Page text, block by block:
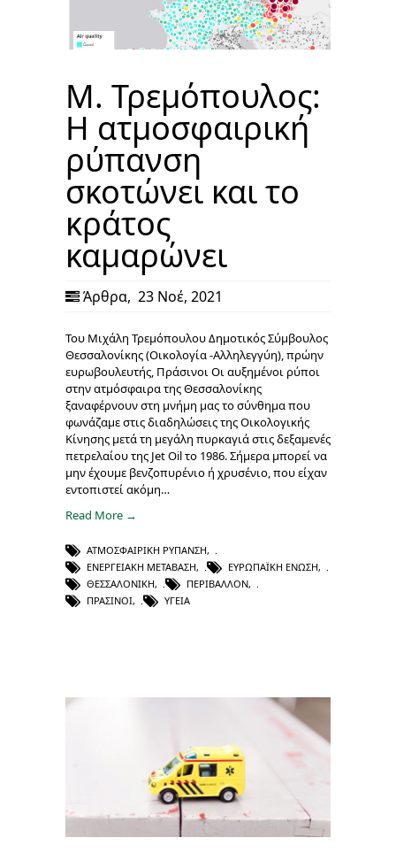
Μ. Τρεμόπουλος:
Η ατμοσφαιρική
ρύπανση
σκοτώνει και το
κράτος
καμαρώνει
Άρθρα, 23 Νοέ, 2021
Του Μιχάλη Τρεμόπουλου Δημοτικός Σύμβουλος
Θεσσαλονίκης (Οικολογία -Αλληλεγγύη), πρώην
ευρωβουλευτής, Πράσινοι Οι αυξημένοι ρύποι
στην ατμόσφαιρα της Θεσσαλονίκης
ξαναφέρνουν στη μνήμη μας το σύνθημα που
φωνάζαμε στις διαδηλώσεις της Οικολογικής
Κίνησης μετά τη μεγάλη πυρκαγιά στις δεξαμενές
πετρελαίου της Jet Oil το 1986. Σήμερα μπορεί να
μην έχουμε βενζοπυρένιο ή χρυσένιο, που είχαν
εντοπιστεί ακόμη…
Read More →
ΑΤΜΟΣΦΑΙΡΙΚΉ ΡΎΠΑΝΣΗ,
ΕΝΕΡΓΕΙΑΚΉ ΜΕΤΆΒΑΣΗ, ΕΥΡΩΠΑΪΚΉ ΈΝΩΣΗ,
ΘΕΣΣΑΛΟΝΊΚΗ, ΠΕΡΙΒΆΛΛΟΝ,
ΠΡΆΣΙΝΟΙ, ΥΓΕΊΑ